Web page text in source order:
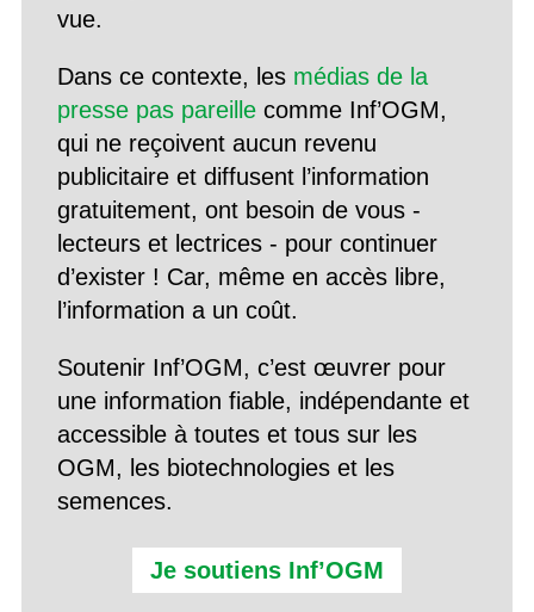
vue.
Dans ce contexte, les médias de la
presse pas pareillecomme Inf’OGM,
qui ne reçoivent aucun revenu
publicitaire et diffusent l’information
gratuitement, ont besoin de vous -
lecteurs et lectrices - pour continuer
d’exister ! Car, même en accès libre,
l’information a un coût.
Soutenir Inf’OGM, c’est œuvrer pour
une information fiable, indépendante et
accessible à toutes et tous sur les
OGM, les biotechnologies et les
semences.
Je soutiens Inf’OGM